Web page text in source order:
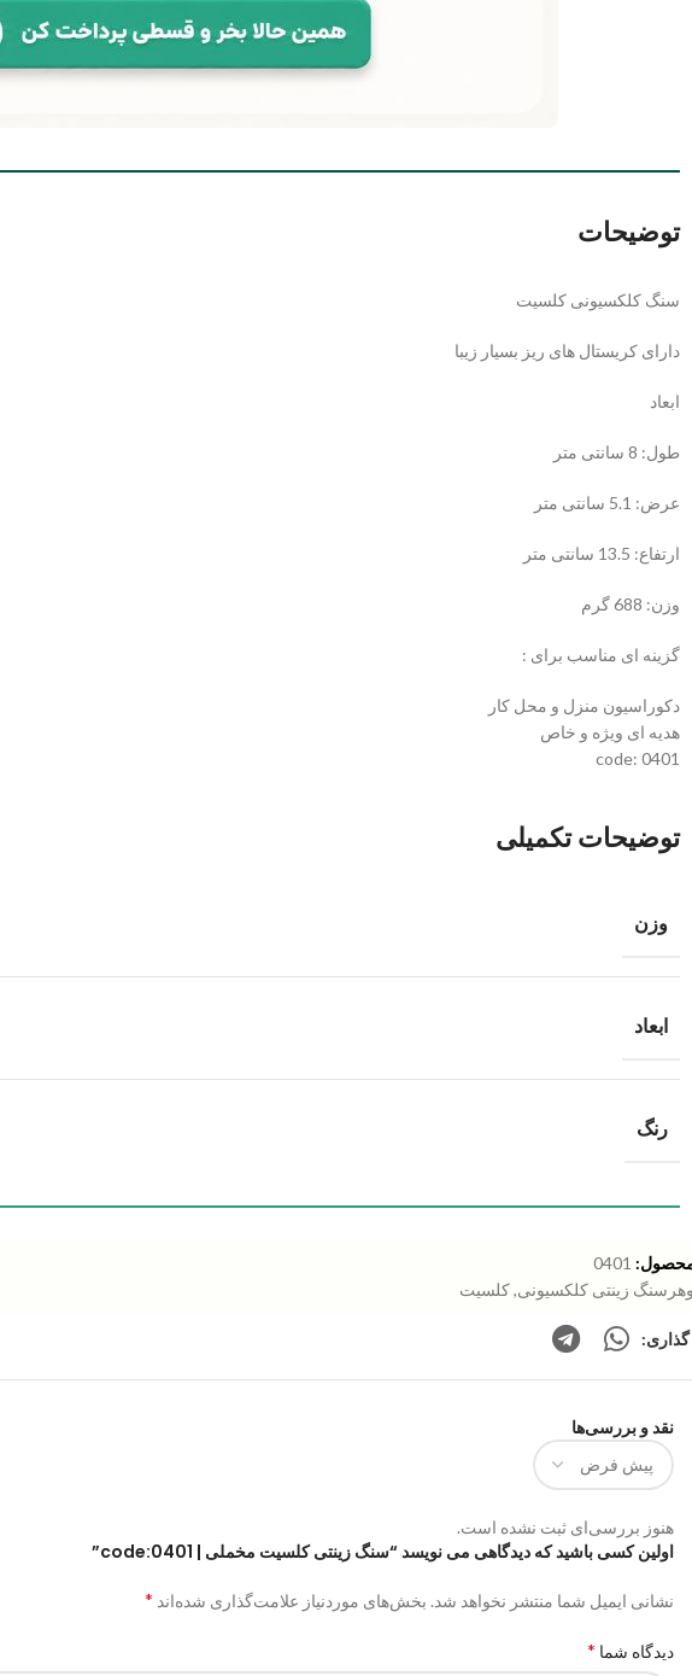
توضیحات
سنگ کلکسیونی کلسیت
دارای کریستال های ریز بسیار زیبا
ابعاد
طول: 8 سانتی متر
عرض: 5.1 سانتی متر
ارتفاع: 13.5 سانتی متر
وزن: 688 گرم
گزینه ای مناسب برای :
دکوراسیون منزل و محل کار
هدیه ای ویژه و خاص
code: 0401
توضیحات تکمیلی
وزن
ابعاد
رنگ
0401
زینتی کلکسیونی,کلسیت
نقد و بررسی‌ها
هنوز بررسی‌ای ثبت نشده است.
اولین کسی باشید که دیدگاهی می نویسد “سنگ زینتی کلسیت مخملی | code:0401”
نشانی ایمیل شما منتشر نخواهد شد. بخش‌های موردنیاز علامت‌گذاری شده‌اند *
دیدگاه شما *